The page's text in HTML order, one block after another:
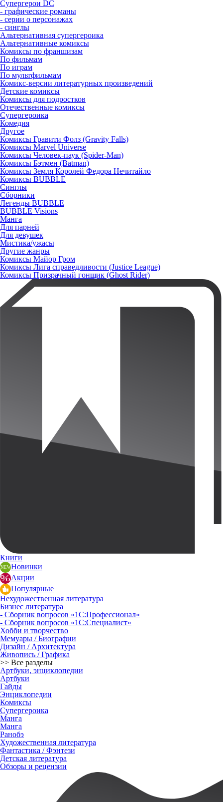
Супергерои DC
- графические романы
- серии о персонажах
- синглы
Альтернативная супергероика
Альтернативные комиксы
Комиксы по франшизам
По фильмам
По играм
По мультфильмам
Комикс-версии литературных произведений
Детские комиксы
Комиксы для подростков
Отечественные комиксы
Супергероика
Комедия
Другое
Комиксы Гравити Фолз (Gravity Falls)
Комиксы Marvel Universe
Комиксы Человек-паук (Spider-Man)
Комиксы Бэтмен (Batman)
Комиксы Земля Королей Федора Нечитайло
Комиксы BUBBLE
Синглы
Сборники
Легенды BUBBLE
BUBBLE Visions
Манга
Для парней
Для девушек
Мистика/ужасы
Другие жанры
Комиксы Майор Гром
Комиксы Лига справедливости (Justice League)
Комиксы Призрачный гонщик (Ghost Rider)
Книги
Новинки
Акции
Популярные
Нехудожественная литература
Бизнес литература
- Сборник вопросов «1С:Профессионал»
- Сборник вопросов «1С:Специалист»
Хобби и творчество
Мемуары / Биографии
Дизайн / Архитектура
Живопись / Графика
>> Все разделы
Артбуки, энциклопедии
Артбуки
Гайды
Энциклопедии
Комиксы
Супергероика
Манга
Манга
Ранобэ
Художественная литература
Фантастика / Фэнтези
Детская литература
Обзоры и рецензии